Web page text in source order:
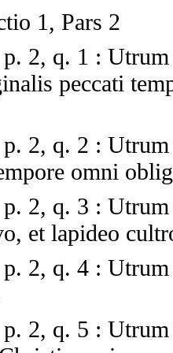
1, Pars 2
2, q. 1 :
peccati
2, q. 2 : Utrum
omni
2, q. 3 : Utrum
et lapideo
2, q. 4: Utrum
2, q. 5 : Utrum